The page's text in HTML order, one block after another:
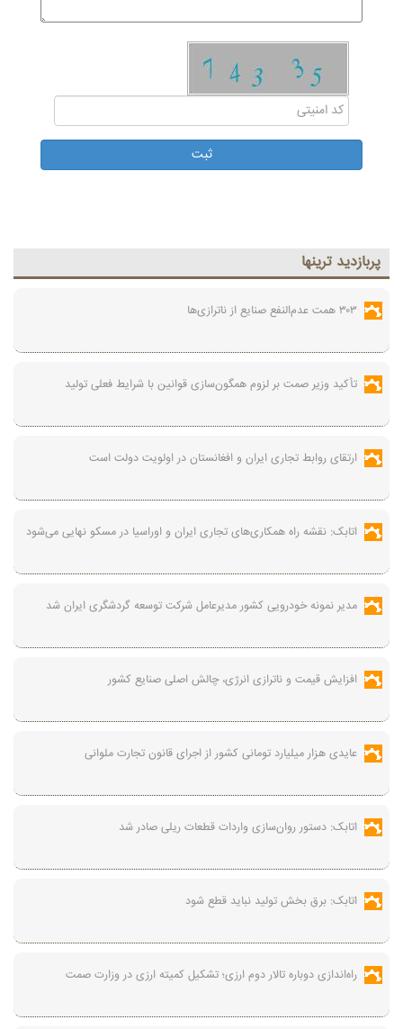
پربازديد ترينها
۳۰۳ همت عدم‌النفع صنایع از ناترازی‌ها
تأکید وزیر صمت بر لزوم همگون‌سازی قوانین با شرایط فعلی تولید
ارتقای روابط تجاری ایران و افغانستان در اولویت دولت است
اتابک: نقشه راه همکاری‌های تجاری ایران و اوراسیا در مسکو نهایی می‌شود
مدیر نمونه خودرویی کشور مدیرعامل شرکت توسعه گردشگری ایران شد
افزایش قیمت و ناترازی انرژی، چالش اصلی صنایع کشور
عایدی هزار میلیارد تومانی کشور از اجرای قانون تجارت ملوانی
اتابک: دستور روان‌سازی واردات قطعات ریلی صادر شد
اتابک: برق بخش تولید نباید قطع شود
راه‌اندازی دوباره تالار دوم ارزی؛ تشکیل کمیته ارزی در وزارت صمت